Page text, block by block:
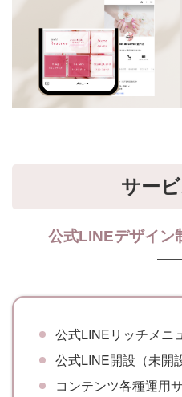
サー
公式LINEデザイン
公式LINEリッチメニ
公式LINE開設（未開
コンテンツ各種運用